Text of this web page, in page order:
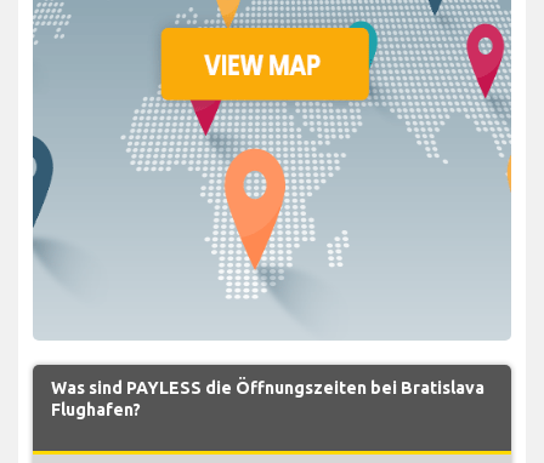
Was sind PAYLESS die Öffnungszeiten bei Bratislava
Flughafen?